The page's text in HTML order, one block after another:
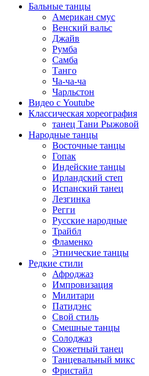
Бальные танцы
Американ смус
Венский вальс
Джайв
Румба
Самба
Танго
Ча-ча-ча
Чарльстон
Видео с Youtube
Классическая хореография
танец Тани Рыжовой
Народные танцы
Восточные танцы
Гопак
Индейские танцы
Ирландский степ
Испанский танец
Лезгинка
Регги
Русские народные
Трайбл
Фламенко
Этнические танцы
Редкие стили
Афроджаз
Импровизация
Милитари
Патидэнс
Свой стиль
Смешные танцы
Солоджаз
Сюжетный танец
Танцевальный микс
Фристайл